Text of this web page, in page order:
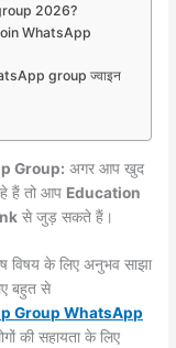
2026?
WhatsApp
group ज्वाइन
Group: अगर आप खुद
हैं तो आप Education
से जुड़ सकते हैं।
विषय के लिए अनुभव साझा
बहुत से
Group WhatsApp
की सहायता के लिए